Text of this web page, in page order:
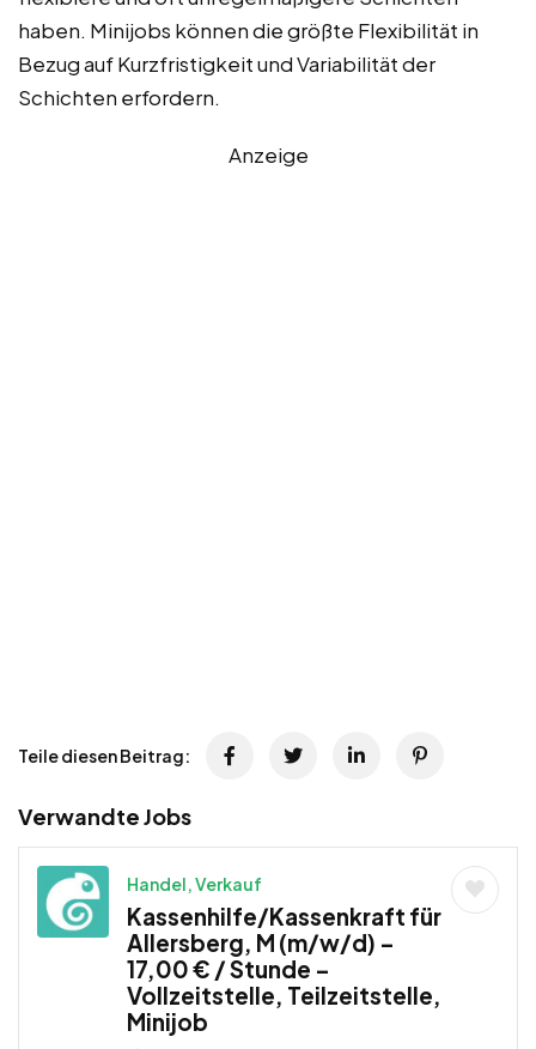
haben. Minijobs können die größte Flexibilität in
Bezug auf Kurzfristigkeit und Variabilität der
Schichten erfordern.
Anzeige
Teile diesen Beitrag:
Verwandte Jobs
Handel, Verkauf
Kassenhilfe/Kassenkraft für
Allersberg, M (m/w/d) –
17,00 € / Stunde –
Vollzeitstelle, Teilzeitstelle,
Minijob